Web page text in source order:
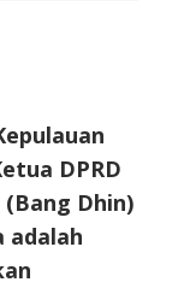
DPRD
(Bang Dhin)
adalah